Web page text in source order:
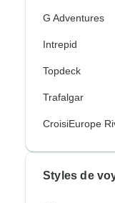
G Adventures
Intrepid
Topdeck
Trafalgar
CroisiEurope
Styles de